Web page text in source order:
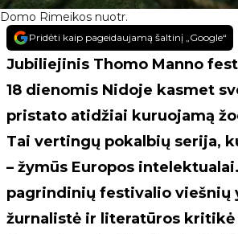
Domo Rimeikos nuotr.
Pridėti kaip pageidaujamą šaltinį „Google“
Jubiliejinis Thomo Manno
18 dienomis Nidoje kasmet
pristato atidžiai kuruojamą
Tai vertingų pokalbių serija,
– žymūs Europos
pagrindinių festivalio viešnių
žurnalistė ir literatūros kritikė